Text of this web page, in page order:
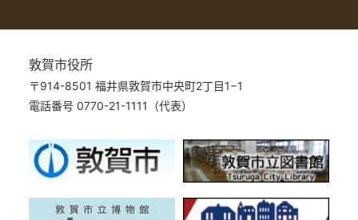
敦賀市役所
〒914-8501 福井県敦賀市中央町2丁目1−1
電話番号 0770-21-1111（代表）